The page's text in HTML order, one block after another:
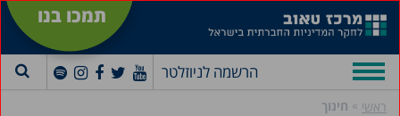
תמכו בנו
הרשמה לניוזלטר
ראשי » חינוך